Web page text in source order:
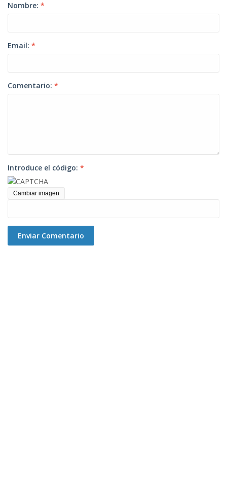
Nombre: *
Email: *
Comentario: *
Introduce el código: *
Cambiar imagen
Enviar Comentario